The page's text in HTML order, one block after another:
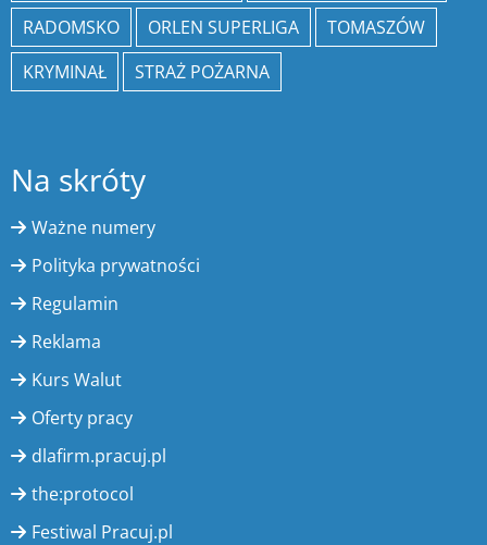
RADOMSKO
ORLEN SUPERLIGA
TOMASZÓW
KRYMINAŁ
STRAŻ POŻARNA
Na skróty
Ważne numery
Polityka prywatności
Regulamin
Reklama
Kurs Walut
Oferty pracy
dlafirm.pracuj.pl
the:protocol
Festiwal Pracuj.pl